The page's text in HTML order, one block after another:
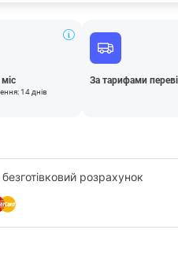
14 днів
За тарифами
розрахунок